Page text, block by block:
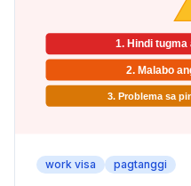
work visa pagtanggi